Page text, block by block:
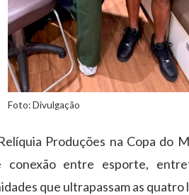
Foto: Divulgação
Produções na Copa do
conexão entre esporte,
que ultrapassam as quatro